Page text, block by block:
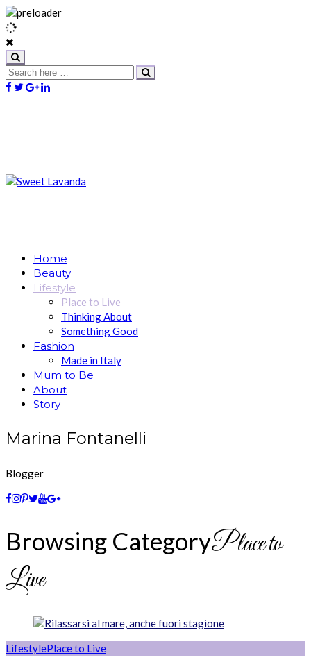
Home
Beauty
Lifestyle
Place to Live
Thinking About
Something Good
Fashion
Made in Italy
Mum to Be
About
Story
Marina Fontanelli
Blogger
Browsing CategoryPlace to
Live
LifestylePlace to Live